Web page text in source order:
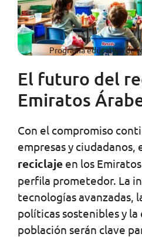
Programa educativo de
El futuro del
Emiratos
Con el compromiso
empresas y ciudadanos,
reciclaje en los
perfila prometedor. La
tecnologías avanzadas,
políticas sostenibles y la
población serán clave